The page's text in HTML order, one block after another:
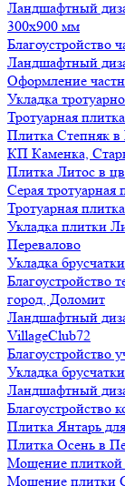
Ландшафтный
300х900 мм
Благоустройство
Ландшафтный
Оформление
Укладка
Тротуарная
Плитка Степняк в
КП Каменка,
Плитка Литос в
Серая тротуарная
Тротуарная
Укладка плитки
Перевалово
Укладка
Благоустройство
город, Доломит
Ландшафтный
VillageClub72
Благоустройство
Укладка
Ландшафтный
Благоустройство
Плитка Янтарь
Плитка Осень в
Мощение плиткой
Мощение плитки